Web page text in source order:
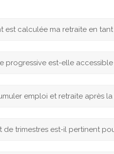
est calculée ma retraite en tant
progressive est-elle
emploi et retraite après
de trimestres est-il pertinent